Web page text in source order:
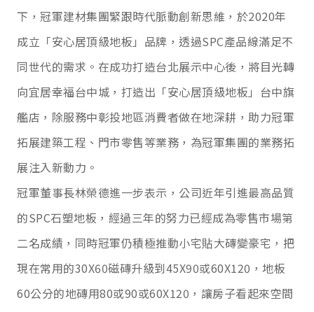
下，冠軍建材集團緊跟時代脈動創新思維，於2020年
成立「安心居頂級地板」品牌，透過SPC產品線滿足不
同世代的需求。在成功打造台北展示中心後，將目光轉
向宜居幸福台中城，打造出「安心居頂級地板」台中旗
艦店，除服務中彰投地區消費者做在地深耕，助力冠軍
拓展建築工程、門市零售等業務，為冠軍集團的業務拓
展注入新動力。
冠軍董事長林榮德進一步表示，公司近年引進最高品質
的SPC石塑地板，經過三年的努力已經成為零售市場第
二名成績，同時冠軍仍積極推動小宅貼大磚變豪宅，把
現在常用的30X60磁磚升級到45X90或60X120 ，地板
60公分的地磚用80或90或60X120 ，讓房子看起來空間